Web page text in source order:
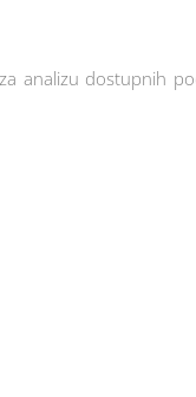
analizu dostupnih